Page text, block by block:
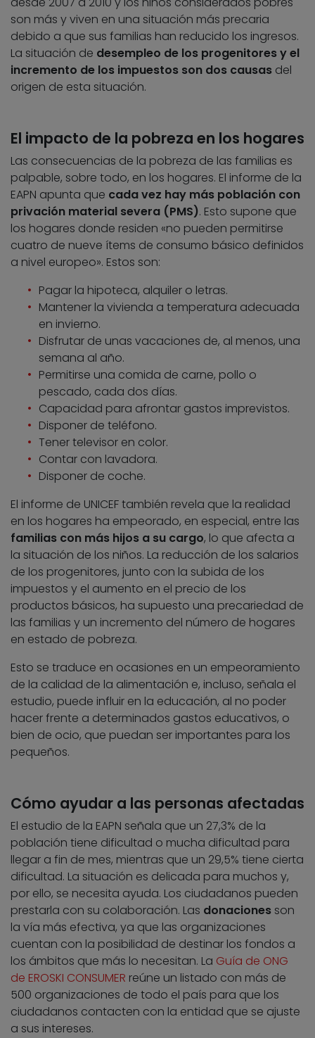
son más y viven en una situación más precaria
debido a que sus familias han reducido los ingresos.
La situación de desempleo de los progenitores y el
incremento de los impuestos son dos causas del
origen de esta situación.
El impacto de la pobreza en los hogares
Las consecuencias de la pobreza de las familias es
palpable, sobre todo, en los hogares. El informe de la
EAPN apunta que cada vez hay más población con
privación material severa (PMS). Esto supone que
los hogares donde residen «no pueden permitirse
cuatro de nueve ítems de consumo básico definidos
a nivel europeo». Estos son:
Pagar la hipoteca, alquiler o letras.
Mantener la vivienda a temperatura adecuada
en invierno.
Disfrutar de unas vacaciones de, al menos, una
semana al año.
Permitirse una comida de carne, pollo o
pescado, cada dos días.
Capacidad para afrontar gastos imprevistos.
Disponer de teléfono.
Tener televisor en color.
Contar con lavadora.
Disponer de coche.
El informe de UNICEF también revela que la realidad
en los hogares ha empeorado, en especial, entre las
familias con más hijos a su cargo, lo que afecta a
la situación de los niños. La reducción de los salarios
de los progenitores, junto con la subida de los
impuestos y el aumento en el precio de los
productos básicos, ha supuesto una precariedad de
las familias y un incremento del número de hogares
en estado de pobreza.
Esto se traduce en ocasiones en un empeoramiento
de la calidad de la alimentación e, incluso, señala el
estudio, puede influir en la educación, al no poder
hacer frente a determinados gastos educativos, o
bien de ocio, que puedan ser importantes para los
pequeños.
Cómo ayudar a las personas afectadas
El estudio de la EAPN señala que un 27,3% de la
población tiene dificultad o mucha dificultad para
llegar a fin de mes, mientras que un 29,5% tiene cierta
dificultad. La situación es delicada para muchos y,
por ello, se necesita ayuda. Los ciudadanos pueden
prestarla con su colaboración. Las donaciones son
la vía más efectiva, ya que las organizaciones
cuentan con la posibilidad de destinar los fondos a
los ámbitos que más lo necesitan. La Guía de ONG
de EROSKI CONSUMER reúne un listado con más de
500 organizaciones de todo el país para que los
ciudadanos contacten con la entidad que se ajuste
a sus intereses.